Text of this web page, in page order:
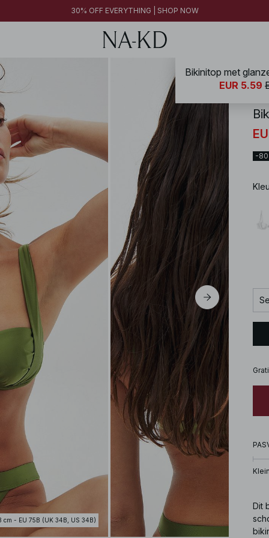
30% OFF EVERYTHING | SHOP NOW
cm - EU 75B (UK 34B, US 34B)
NA-
-
Dit
Bikinitop met
EUR 5.59